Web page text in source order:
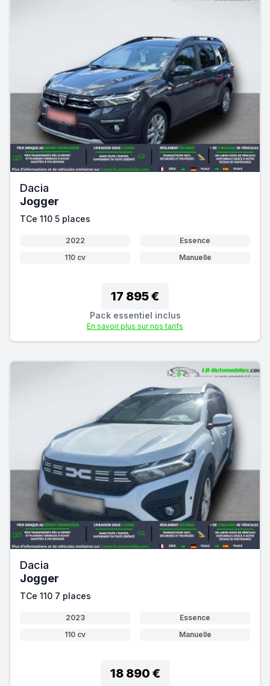
Dacia
Jogger
TCe 110 5 places
2022
Essence
110 cv
Manuelle
17 895 €
Pack essentiel inclus
En savoir plus sur nos tarifs
Dacia
Jogger
TCe 110 7 places
2023
Essence
110 cv
Manuelle
18 890 €